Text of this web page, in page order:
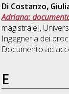
Di Costanzo,
Adriana:
magistrale],
Ingegneria dei
Documento ad
E